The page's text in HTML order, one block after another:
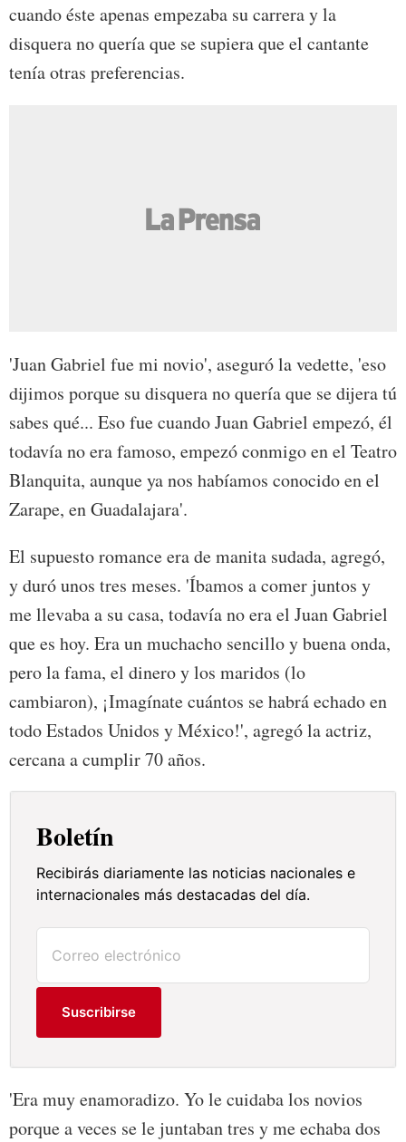
cuando éste apenas empezaba su carrera y la
disquera no quería que se supiera que el cantante
tenía otras preferencias.
'Juan Gabriel fue mi novio', aseguró la vedette, 'eso
dijimos porque su disquera no quería que se dijera tú
sabes qué... Eso fue cuando Juan Gabriel empezó, él
todavía no era famoso, empezó conmigo en el Teatro
Blanquita, aunque ya nos habíamos conocido en el
Zarape, en Guadalajara'.
El supuesto romance era de manita sudada, agregó,
y duró unos tres meses. 'Íbamos a comer juntos y
me llevaba a su casa, todavía no era el Juan Gabriel
que es hoy. Era un muchacho sencillo y buena onda,
pero la fama, el dinero y los maridos (lo
cambiaron), ¡Imagínate cuántos se habrá echado en
todo Estados Unidos y México!', agregó la actriz,
cercana a cumplir 70 años.
Boletín
Recibirás diariamente las noticias nacionales e
internacionales más destacadas del día.
Suscribirse
'Era muy enamoradizo. Yo le cuidaba los novios
porque a veces se le juntaban tres y me echaba dos